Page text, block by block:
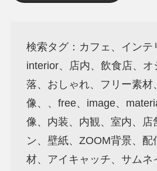
検索タグ：カフェ、インテ
interior、店内、飲食店、オ
落、おしゃれ、フリー素材
像、、free、image、
像、内装、内観、室内、店
ン、壁紙、ZOOM背景、配
材、アイキャッチ、サムネ